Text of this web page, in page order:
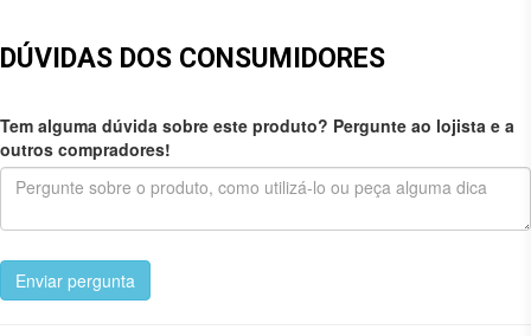
DÚVIDAS DOS CONSUMIDORES
Tem alguma dúvida sobre este produto? Pergunte ao lojista e a
outros compradores!
Enviar pergunta